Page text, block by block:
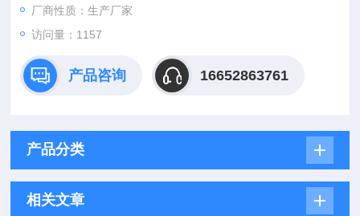
厂商性质：生产厂家
访问量：1157
产品咨询 16652863761
产品分类
相关文章